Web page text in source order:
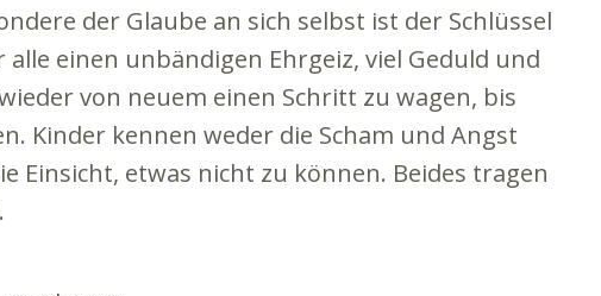
der Glaube an sich selbst ist der Schlüssel
einen unbändigen Ehrgeiz, viel Geduld und
von neuem einen Schritt zu wagen, bis
Kinder kennen weder die Scham und Angst
Einsicht, etwas nicht zu können. Beides tragen